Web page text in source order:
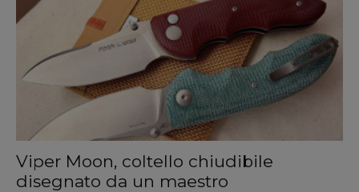
Viper Moon, coltello chiudibile
disegnato da un maestro